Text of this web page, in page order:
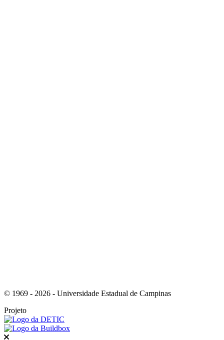
© 1969 - 2026 - Universidade Estadual de Campinas
Projeto
Fechar